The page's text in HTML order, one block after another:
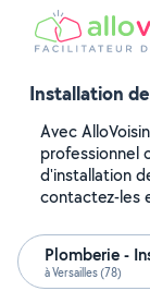
Installation
Avec
professionnel
d'installation
contactez-les
Plomberie -
à Versailles (78)